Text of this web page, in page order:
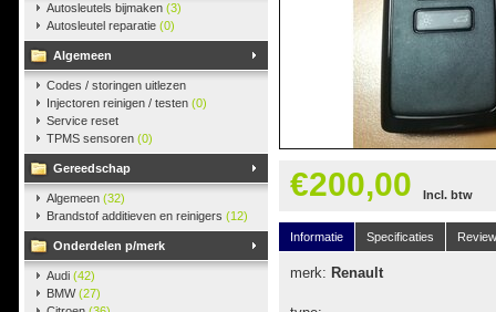
Autosleutels bijmaken (3)
Autosleutel reparatie (0)
Algemeen
Codes / storingen uitlezen
Injectoren reinigen / testen (0)
Service reset
TPMS sensoren (0)
Gereedschap
Algemeen (32)
Brandstof additieven en reinigers (12)
Onderdelen p/merk
Audi (42)
BMW(27)
€200,00 Incl. btw
Informatie Specificaties
merk: Renault